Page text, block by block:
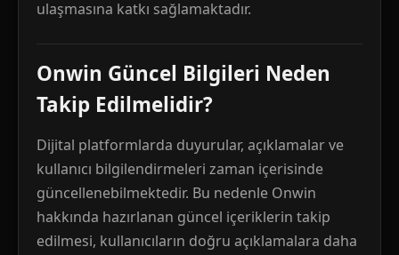
ulaşmasına katkı sağlamaktadır.
Onwin Güncel Bilgileri Neden
Takip Edilmelidir?
Dijital platformlarda duyurular, açıklamalar ve
kullanıcı bilgilendirmeleri zaman içerisinde
güncellenebilmektedir. Bu nedenle Onwin
hakkında hazırlanan güncel içeriklerin takip
edilmesi, kullanıcıların doğru açıklamalara daha